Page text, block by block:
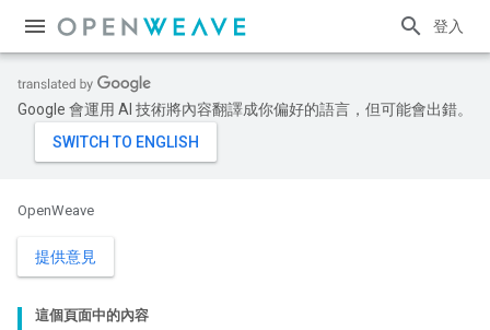
登入
Google 會運用 AI 技術將內容翻譯成你偏好的語言，但可能會出錯。
OpenWeave
提供意見
這個頁面中的內容